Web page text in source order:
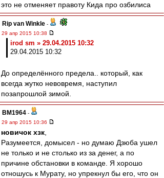
это не отменяет правоту Кида про озбилиса
Rip van Winkle -
29 апр 2015 10:38
irod sm » 29.04.2015 10:32
29.04.2015 10:32
До определённого предела.. который, как
всегда жутко невовремя, наступил
позапрошлой зимой.
BM1964 -
29 апр 2015 10:36
новичок хзк
Разумеется, домысел - но думаю Дзюба ушел
не только и не столько из за денег, а по
причине обстановки в команде. Я хорошо
отношусь к Мурату, но упрекнул бы его, что он